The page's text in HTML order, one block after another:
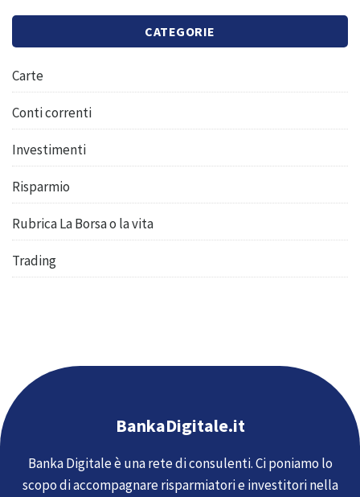
CATEGORIE
Carte
Conti correnti
Investimenti
Risparmio
Rubrica La Borsa o la vita
Trading
BankaDigitale.it
Banka Digitale è una rete di consulenti. Ci poniamo lo
scopo di accompagnare risparmiatori e investitori nella